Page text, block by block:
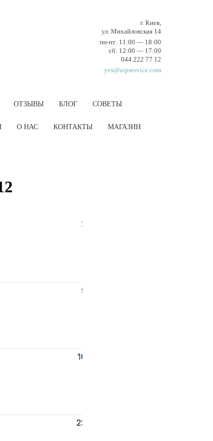
г. Киев,
ул. Михайловская 14
пн-пт: 11:00 — 18:00
cб: 12:00 — 17:00
044 222 77 12
yes@uipservice.com
ОТЗЫВЫ БЛОГ СОВЕТЫ
О НАС КОНТАКТЫ МАГАЗИН